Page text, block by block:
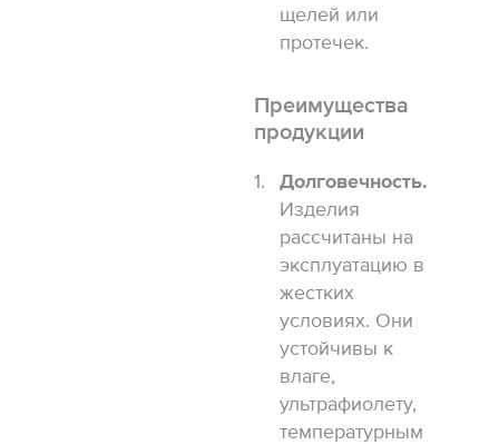
щелей или
протечек.
Преимущества
продукции
Долговечность.
Изделия
рассчитаны на
эксплуатацию в
жестких
условиях. Они
устойчивы к
влаге,
ультрафиолету,
температурным